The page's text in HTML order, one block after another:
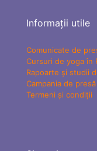
Informații utile
Comunicate de
Cursuri de yoga în
Rapoarte și studii
Campania de
Termeni și condiții